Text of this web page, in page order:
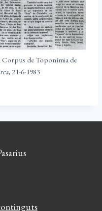
Corpus de Toponímia de
, 21-6-1983